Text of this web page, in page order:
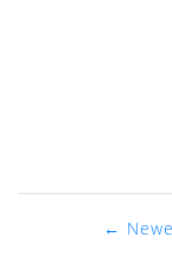
Posts
←